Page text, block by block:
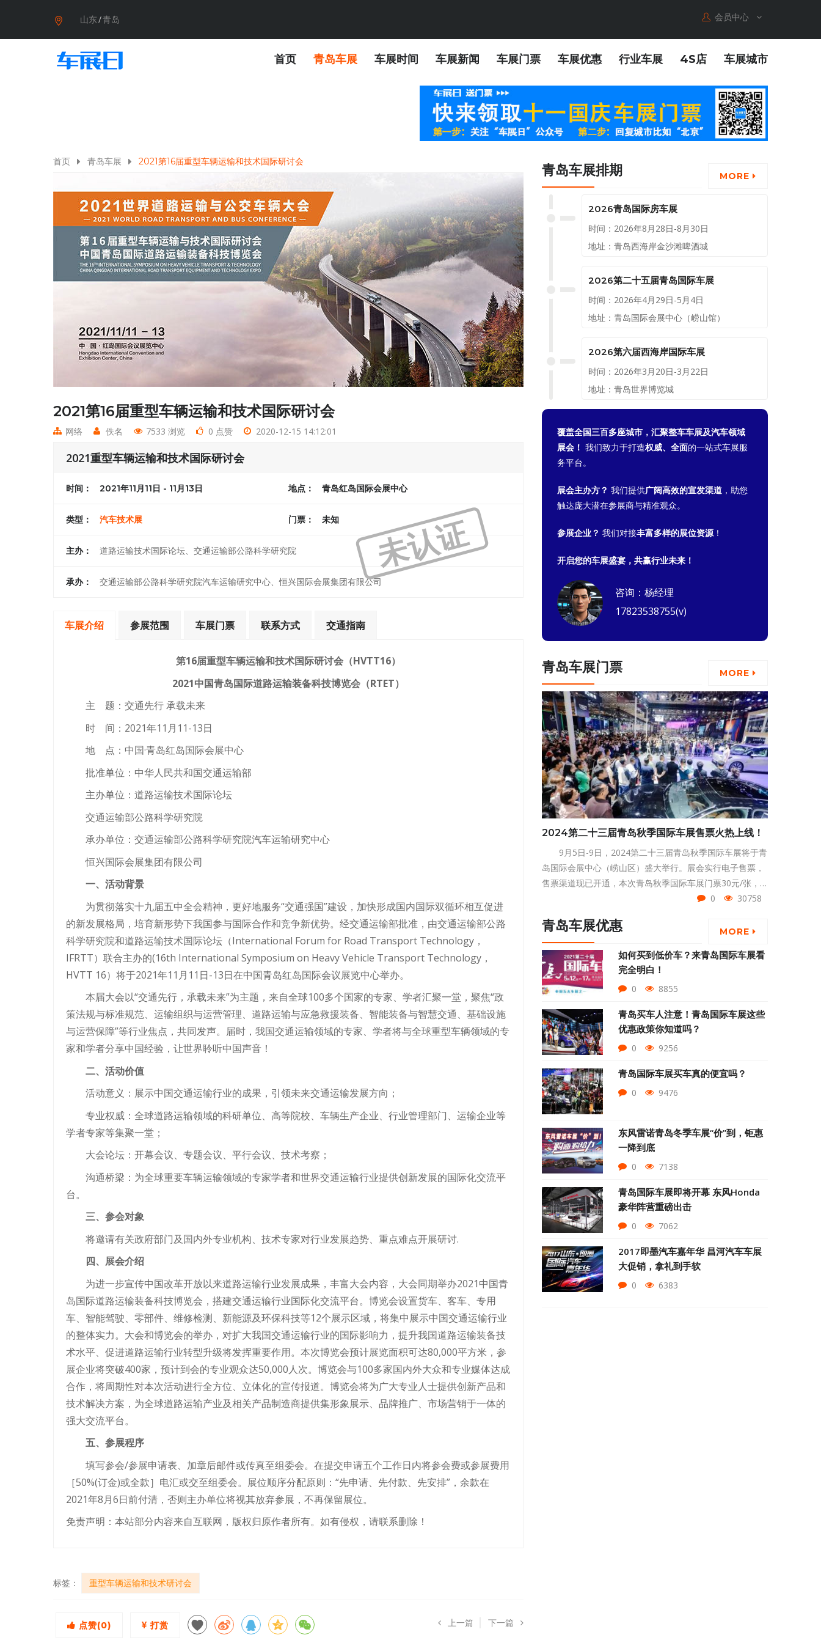
山东/青岛 会员中心
首页 青岛车展 车展时间 车展新闻 车展门票 车展优惠 行业车展 4S店 车展城市
首页 青岛车展 2021第16届重型车辆运输和技术国际研讨会
2021第16届重型车辆运输和技术国际研讨会
网络 佚名 7533 浏览 0 点赞 2020-12-15 14:12:01
2021重型车辆运输和技术国际研讨会
未认证
时间： 2021年11月11日 - 11月13日 地点： 青岛红岛国际会展中心
类型： 汽车技术展 门票： 未知
主办： 道路运输技术国际论坛、交通运输部公路科学研究院
承办： 交通运输部公路科学研究院汽车运输研究中心、恒兴国际会展集团有限公司
车展介绍 参展范围 车展门票 联系方式 交通指南
第16届重型车辆运输和技术国际研讨会（HVTT16）
2021中国青岛国际道路运输装备科技博览会（RTET）
主 题：交通先行 承载未来
时 间：2021年11月11-13日
地 点：中国·青岛红岛国际会展中心
批准单位：中华人民共和国交通运输部
主办单位：道路运输技术国际论坛
交通运输部公路科学研究院
承办单位：交通运输部公路科学研究院汽车运输研究中心
恒兴国际会展集团有限公司
一、活动背景
为贯彻落实十九届五中全会精神，更好地服务“交通强国”建设，加快形成国内国际双循环相互促进
的新发展格局，培育新形势下我国参与国际合作和竞争新优势。经交通运输部批准，由交通运输部公路
科学研究院和道路运输技术国际论坛（International Forum for Road Transport Technology，
IFRTT）联合主办的(16th International Symposium on Heavy Vehicle Transport Technology，
HVTT 16）将于2021年11月11日-13日在中国青岛红岛国际会议展览中心举办。
本届大会以“交通先行，承载未来”为主题，来自全球100多个国家的专家、学者汇聚一堂，聚焦“政
策法规与标准规范、运输组织与运营管理、道路运输与应急救援装备、智能装备与智慧交通、基础设施
与运营保障”等行业焦点，共同发声。届时，我国交通运输领域的专家、学者将与全球重型车辆领域的专
家和学者分享中国经验，让世界聆听中国声音！
二、活动价值
活动意义：展示中国交通运输行业的成果，引领未来交通运输发展方向；
专业权威：全球道路运输领域的科研单位、高等院校、车辆生产企业、行业管理部门、运输企业等
学者专家等集聚一堂；
大会论坛：开幕会议、专题会议、平行会议、技术考察；
沟通桥梁：为全球重要车辆运输领域的专家学者和世界交通运输行业提供创新发展的国际化交流平
台。
三、参会对象
将邀请有关政府部门及国内外专业机构、技术专家对行业发展趋势、重点难点开展研讨.
四、展会介绍
为进一步宣传中国改革开放以来道路运输行业发展成果，丰富大会内容，大会同期举办2021中国青
岛国际道路运输装备科技博览会，搭建交通运输行业国际化交流平台。博览会设置货车、客车、专用
车、智能驾驶、零部件、维修检测、新能源及环保科技等12个展示区域，将集中展示中国交通运输行业
的整体实力。大会和博览会的举办，对扩大我国交通运输行业的国际影响力，提升我国道路运输装备技
术水平、促进道路运输行业转型升级将发挥重要作用。本次博览会预计展览面积可达80,000平方米，参
展企业将突破400家，预计到会的专业观众达50,000人次。博览会与100多家国内外大众和专业媒体达成
合作，将周期性对本次活动进行全方位、立体化的宣传报道。博览会将为广大专业人士提供创新产品和
技术解决方案，为全球道路运输产业及相关产品制造商提供集形象展示、品牌推广、市场营销于一体的
强大交流平台。
五、参展程序
填写参会/参展申请表、加章后邮件或传真至组委会。在提交申请五个工作日内将参会费或参展费用
［50%(订金)或全款］电汇或交至组委会。展位顺序分配原则：“先申请、先付款、先安排”，余款在
2021年8月6日前付清，否则主办单位将视其放弃参展，不再保留展位。
免责声明：本站部分内容来自互联网，版权归原作者所有。如有侵权，请联系删除！
标签： 重型车辆运输和技术研讨会
点赞(0) 打赏 上一篇 下一篇
青岛车展排期 MORE
2026青岛国际房车展
时间：2026年8月28日-8月30日
地址：青岛西海岸金沙滩啤酒城
2026第二十五届青岛国际车展
时间：2026年4月29日-5月4日
地址：青岛国际会展中心（崂山馆）
2026第六届西海岸国际车展
时间：2026年3月20日-3月22日
地址：青岛世界博览城
覆盖全国三百多座城市，汇聚整车车展及汽车领域
展会！ 我们致力于打造权威、全面的一站式车展服
务平台。
展会主办方？ 我们提供广阔高效的宣发渠道 ，助您
触达庞大潜在参展商与精准观众。
参展企业？ 我们对接丰富多样的展位资源！
开启您的车展盛宴，共赢行业未来！
咨询：杨经理
17823538755(v)
青岛车展门票 MORE
2024第二十三届青岛秋季国际车展售票火热上线！
9月5日-9日，2024第二十三届青岛秋季国际车展将于青
岛国际会展中心（崂山区）盛大举行。展会实行电子售票，
售票渠道现已开通，本次青岛秋季国际车展门票30元/张，9
0 30758
青岛车展优惠 MORE
如何买到低价车？来青岛国际车展看
完全明白！
0 8855
青岛买车人注意！青岛国际车展这些
优惠政策你知道吗？
0 9256
青岛国际车展买车真的便宜吗？
0 9476
东风雷诺青岛冬季车展“价”到，钜惠
一降到底
0 7138
青岛国际车展即将开幕 东风Honda
豪华阵营重磅出击
0 7062
2017即墨汽车嘉年华 昌河汽车车展
大促销，拿礼到手软
0 6383